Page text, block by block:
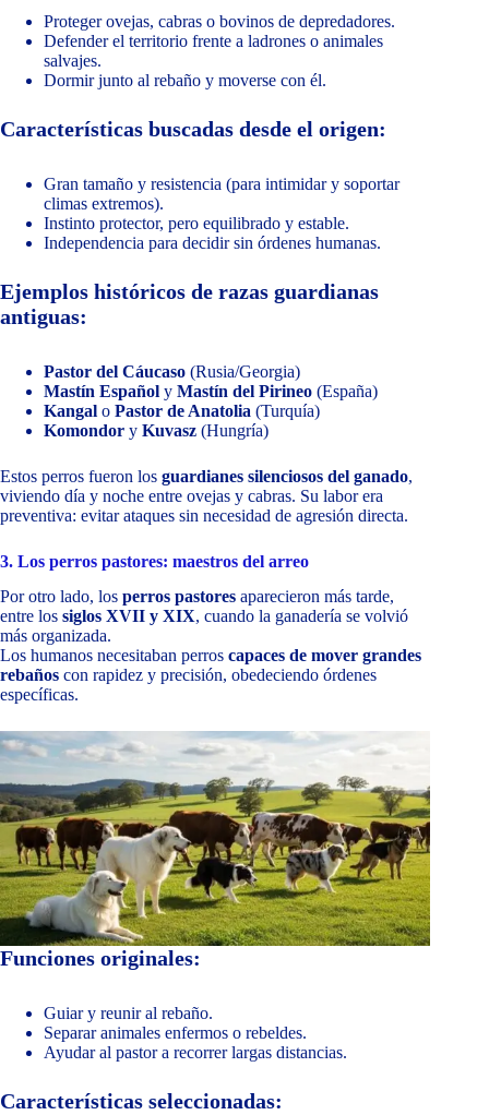
Proteger ovejas, cabras o bovinos de depredadores.
Defender el territorio frente a ladrones o animales
salvajes.
Dormir junto al rebaño y moverse con él.
Características buscadas desde el origen:
Gran tamaño y resistencia (para intimidar y soportar
climas extremos).
Instinto protector, pero equilibrado y estable.
Independencia para decidir sin órdenes humanas.
Ejemplos históricos de razas guardianas
antiguas:
Pastor del Cáucaso (Rusia/Georgia)
Mastín Español y Mastín del Pirineo (España)
Kangal o Pastor de Anatolia (Turquía)
Komondor y Kuvasz (Hungría)
Estos perros fueron los guardianes silenciosos del ganado,
viviendo día y noche entre ovejas y cabras. Su labor era
preventiva: evitar ataques sin necesidad de agresión directa.
3. Los perros pastores: maestros del arreo
Por otro lado, los perros pastores aparecieron más tarde,
entre los siglos XVII y XIX, cuando la ganadería se volvió
más organizada.
Los humanos necesitaban perros capaces de mover grandes
rebaños con rapidez y precisión, obedeciendo órdenes
específicas.
Funciones originales:
Guiar y reunir al rebaño.
Separar animales enfermos o rebeldes.
Ayudar al pastor a recorrer largas distancias.
Características seleccionadas: